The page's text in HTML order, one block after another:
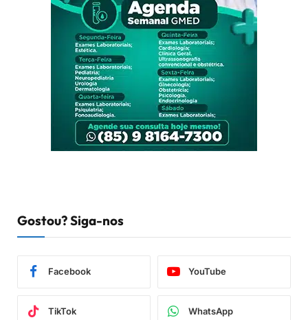
Gostou? Siga-nos
Facebook YouTube
TikTok WhatsApp